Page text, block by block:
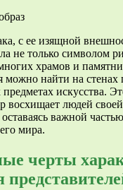
с ее изящной
не только символом
храмов и
можно найти на
искусства.
восхищает людей
важной
мира.
черты